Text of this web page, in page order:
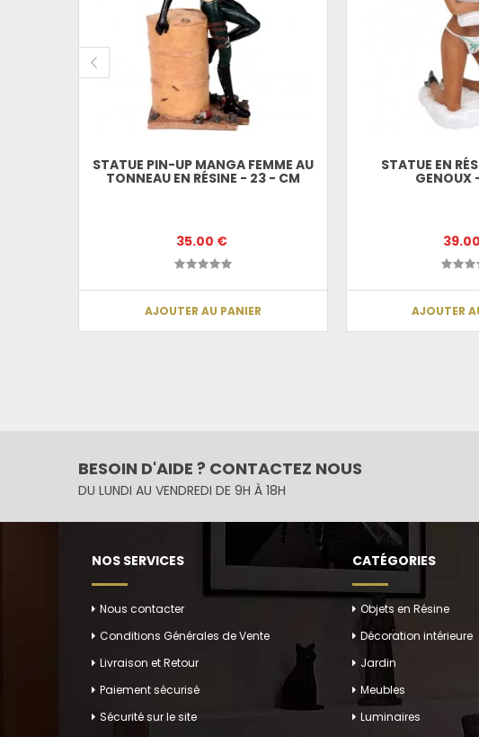
STATUE PIN-UP MANGA FEMME AU
TONNEAU EN RÉSINE - 23 - CM
35.00 €
AJOUTER AU PANIER
STATUE EN
GENOUX
AJOUTER
BESOIN D'AIDE ? CONTACTEZ NOUS
DU LUNDI AU VENDREDI DE 9H À 18H
NOS SERVICES
Nous contacter
Conditions Générales de Vente
Livraison et Retour
Paiement sécurisé
Sécurité sur le site
CATÉGORIES
Objets en Résine
Décoration intérieure
Jardin
Meubles
Luminaires